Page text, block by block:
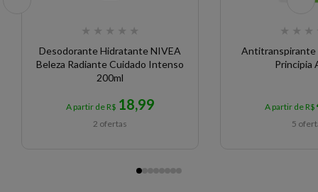
★ ★ ★ ★ ★
Desodorante Hidratante NIVEA
Beleza Radiante Cuidado Intenso
200ml
A partir de R$ 18,99
2 ofertas
★ ★ ★
Antitranspirante
Principia
A partir de R$
5